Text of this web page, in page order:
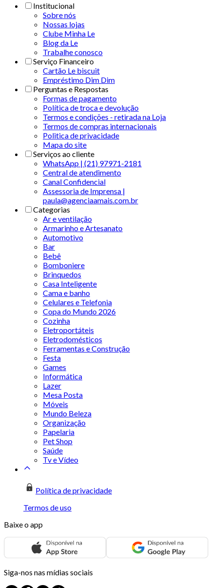
Institucional
Sobre nós
Nossas lojas
Clube Minha Le
Blog da Le
Trabalhe conosco
Serviço Financeiro
Cartão Le biscuit
Empréstimo Dim Dim
Perguntas e Respostas
Formas de pagamento
Política de troca e devolução
Termos e condições - retirada na Loja
Termos de compras internacionais
Politica de privacidade
Mapa do site
Serviços ao cliente
WhatsApp | (21) 97971-2181
Central de atendimento
Canal Confidencial
Assessoria de Imprensa |
paula@agenciaamais.com.br
Categorias
Ar e ventilação
Armarinho e Artesanato
Automotivo
Bar
Bebê
Bomboniere
Brinquedos
Casa Inteligente
Cama e banho
Celulares e Telefonia
Copa do Mundo 2026
Cozinha
Eletroportáteis
Eletrodomésticos
Ferramentas e Construção
Festa
Games
Informática
Lazer
Mesa Posta
Móveis
Mundo Beleza
Organização
Papelaria
Pet Shop
Saúde
Tv e Vídeo
Política de privacidade
Termos de uso
Baixe o app
Siga-nos nas mídias sociais